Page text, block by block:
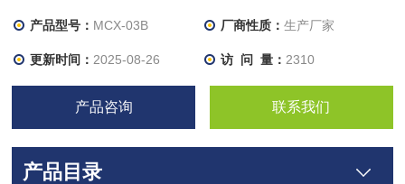
产品型号： MCX-03B 厂商性质： 生产厂家
更新时间： 2025-08-26 访 问 量： 2310
产品咨询 联系我们
产品目录